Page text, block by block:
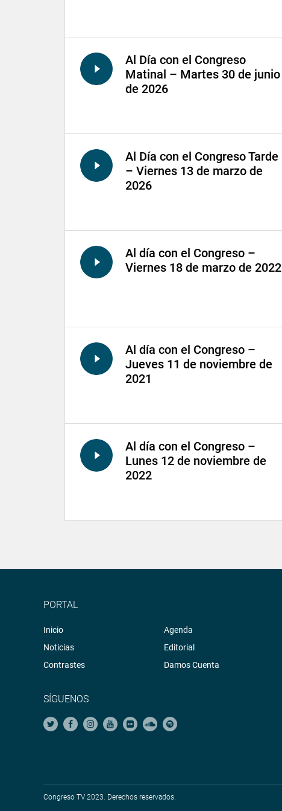
Al Día con el Congreso
Matinal – Martes 30 de junio
de 2026
Al Día con el Congreso Tarde
– Viernes 13 de marzo de
2026
Al día con el Congreso –
Viernes 18 de marzo de 2022
Al día con el Congreso –
Jueves 11 de noviembre de
2021
Al día con el Congreso –
Lunes 12 de noviembre de
2022
PORTAL
Inicio
Noticias
Contrastes
Agenda
Editorial
Damos Cuenta
SÍGUENOS
Congreso TV 2023. Derechos reservados.